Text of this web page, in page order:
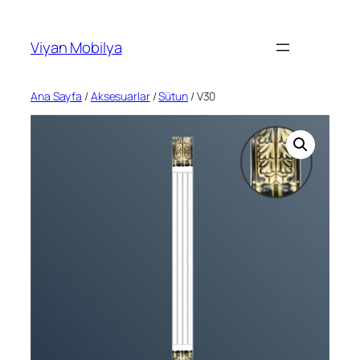
Viyan Mobilya
Ana Sayfa /Aksesuarlar/Sütun/ V30